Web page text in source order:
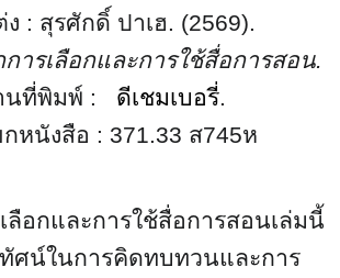
: สุรศักดิ์ ปาเฮ. (2569).
ารเลือกและการใช้สื่อการสอน.
นที่พิมพ์ :
ดีเชมเบอรี่.
กหนังสือ : 371.33 ส745ห
ลือกและการใช้สื่อการสอนเล่มนี้
ศน์ในการคิดทบทวนและการ